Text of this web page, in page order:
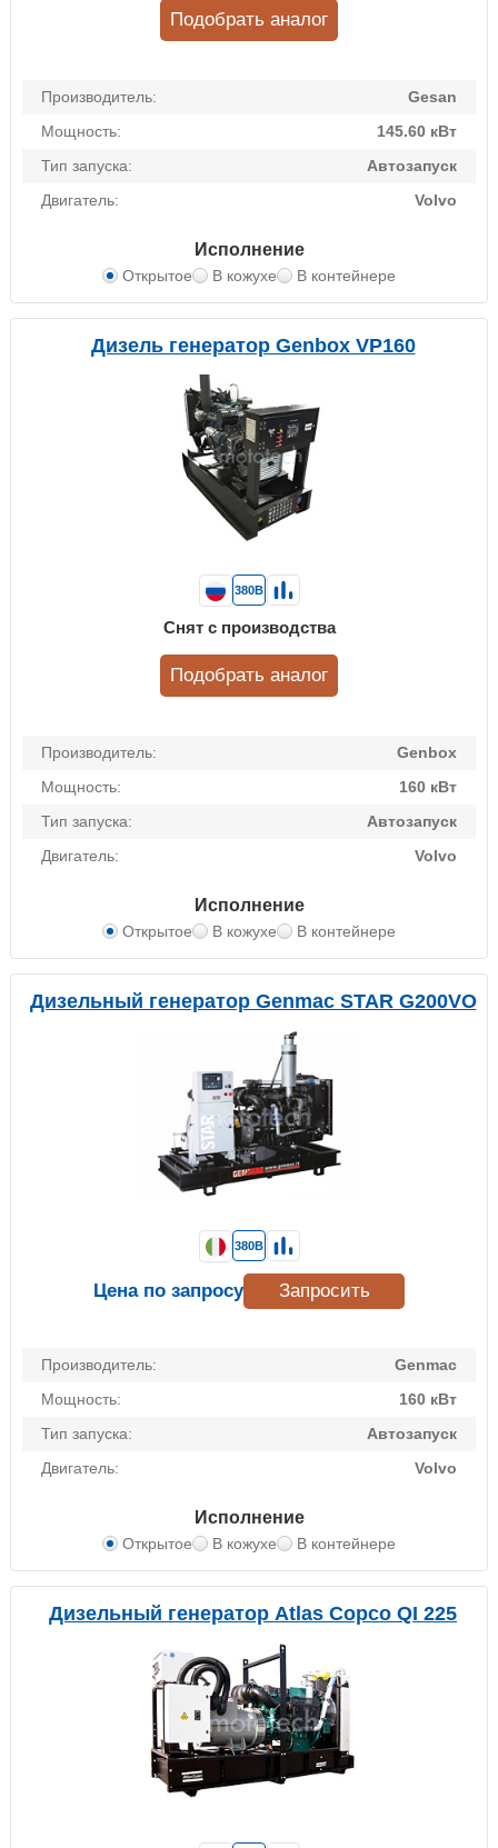
Производитель:
Gesan
Мощность:
145.60 кВт
Тип запуска:
Автозапуск
Двигатель:
Volvo
Исполнение
Открытое В кожухе В контейнере
Подобрать аналог
Дизель генератор Genbox VP160
Производитель:
Genbox
Мощность:
160 кВт
Тип запуска:
Автозапуск
Двигатель:
Volvo
Исполнение
Открытое В кожухе В контейнере
380В
Снят с производства
Подобрать аналог
Дизельный генератор Genmac STAR G200VO
Производитель:
Genmac
Мощность:
160 кВт
Тип запуска:
Автозапуск
Двигатель:
Volvo
Исполнение
Открытое В кожухе В контейнере
380В
Цена по запросу Запросить
Дизельный генератор Atlas Copco QI 225